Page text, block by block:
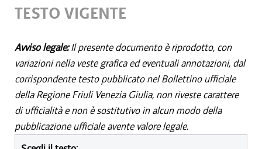
TESTO VIGENTE
Avviso legale:Il presente documento è riprodotto, con
variazioni nella veste grafica ed eventuali annotazioni, dal
corrispondente testo pubblicato nel Bollettino ufficiale
della Regione Friuli Venezia Giulia, non riveste carattere
di ufficialità e non è sostitutivo in alcun modo della
pubblicazione ufficiale avente valore legale.